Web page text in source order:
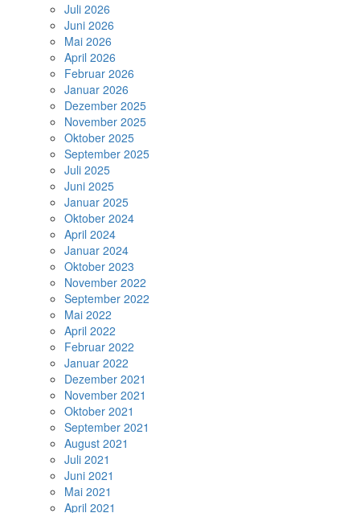
Juli 2026
Juni 2026
Mai 2026
April 2026
Februar 2026
Januar 2026
Dezember 2025
November 2025
Oktober 2025
September 2025
Juli 2025
Juni 2025
Januar 2025
Oktober 2024
April 2024
Januar 2024
Oktober 2023
November 2022
September 2022
Mai 2022
April 2022
Februar 2022
Januar 2022
Dezember 2021
November 2021
Oktober 2021
September 2021
August 2021
Juli 2021
Juni 2021
Mai 2021
April 2021